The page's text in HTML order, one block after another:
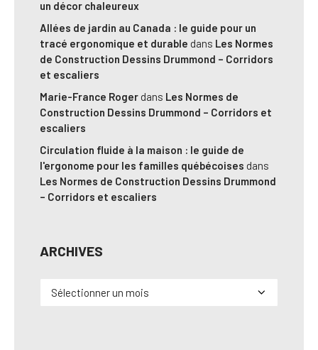
un décor chaleureux
Allées de jardin au Canada : le guide pour un
tracé ergonomique et durable dans Les Normes
de Construction Dessins Drummond – Corridors
et escaliers
Marie-France Roger dans Les Normes de
Construction Dessins Drummond – Corridors et
escaliers
Circulation fluide à la maison : le guide de
l'ergonome pour les familles québécoises dans
Les Normes de Construction Dessins Drummond
– Corridors et escaliers
ARCHIVES
Archives